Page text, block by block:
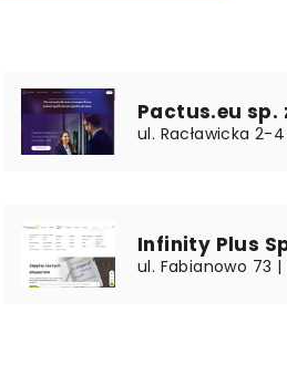
Pactus.eu sp.
ul. Racławicka 2-
Infinity Plus
ul. Fabianowo 73